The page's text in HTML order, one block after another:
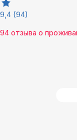
9,4 (94)
94 отзыва о